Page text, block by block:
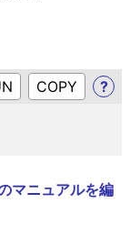
?
マニュアルを編